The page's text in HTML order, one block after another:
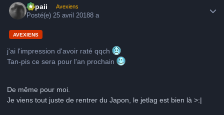
supaii Avexiens
Posté(e)25 avril 20188 a
AVEXIENS
j'ai l'impression d'avoir raté qqch
Tan-pis ce sera pour l'an prochain
De même pour moi.
Je viens tout juste de rentrer du Japon, le jetlag est bien là >:|